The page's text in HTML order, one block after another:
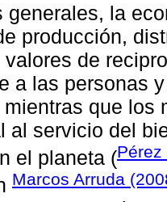
generales, la
producción,
valores de
a las personas
que los
al servicio del
el planeta (
Marcos Arruda